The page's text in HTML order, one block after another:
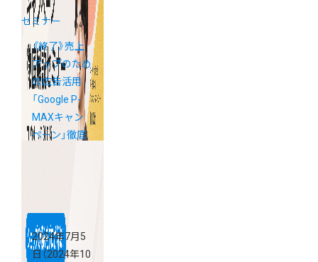
セミナー
《終了》売上
アップのため
の広告活用
「Google P-
MAXキャン
ペーン」徹底
2024年7月5
日 （2024年10